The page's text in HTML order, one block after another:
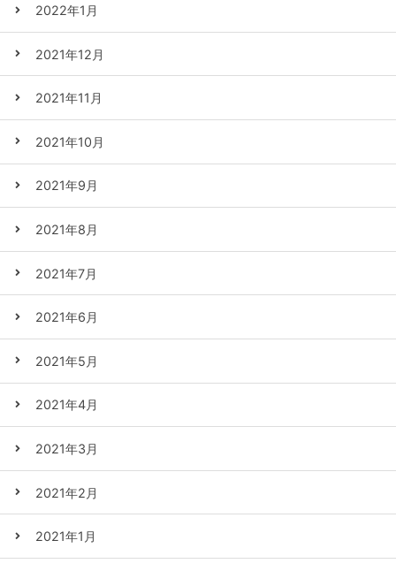
2022年1月
2021年12月
2021年11月
2021年10月
2021年9月
2021年8月
2021年7月
2021年6月
2021年5月
2021年4月
2021年3月
2021年2月
2021年1月